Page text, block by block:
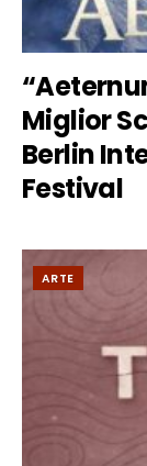
Miglior
Berlin
Festival
ARTE